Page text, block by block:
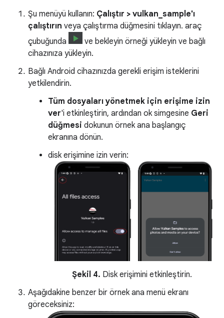
Şu menüyü kullanın: Çalıştır > vulkan_sample'ı
çalıştırın veya çalıştırma düğmesini tıklayın. araç
çubuğunda
ve bekleyin örneği yükleyin ve bağlı
cihazınıza yükleyin.
Bağlı Android cihazınızda gerekli erişim isteklerini
yetkilendirin.
Tüm dosyaları yönetmek için erişime izin
ver'i etkinleştirin, ardından ok simgesine Geri
düğmesi dokunun örnek ana başlangıç
ekranına dönün.
disk erişimine izin verin:
Şekil 4. Disk erişimini etkinleştirin.
Aşağıdakine benzer bir örnek ana menü ekranı
göreceksiniz: